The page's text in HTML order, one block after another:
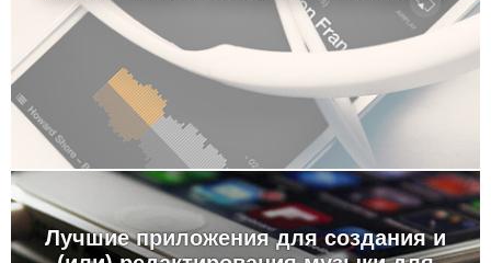
Лучшие приложения для создания и